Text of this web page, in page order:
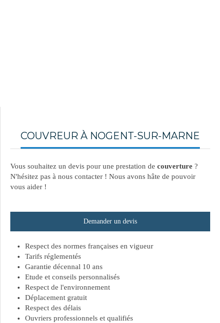
COUVREUR À NOGENT-SUR-MARNE
Vous souhaitez un devis pour une prestation de couverture ?
N'hésitez pas à nous contacter ! Nous avons hâte de pouvoir
vous aider !
Demander un devis
Respect des normes françaises en vigueur
Tarifs réglementés
Garantie décennal 10 ans
Etude et conseils personnalisés
Respect de l'environnement
Déplacement gratuit
Respect des délais
Ouvriers professionnels et qualifiés